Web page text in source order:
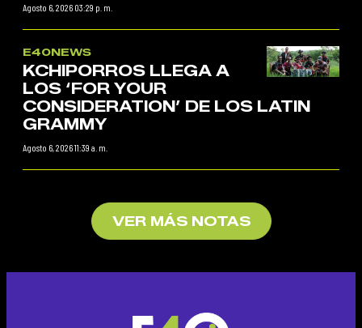
Agosto 6, 2026 03:29 p. m.
E40NEWS
KCHIPORROS LLEGA A
LOS ‘FOR YOUR
CONSIDERATION’ DE LOS LATIN
GRAMMY
Agosto 6, 2026 11:39 a. m.
VER MÁS NOTAS